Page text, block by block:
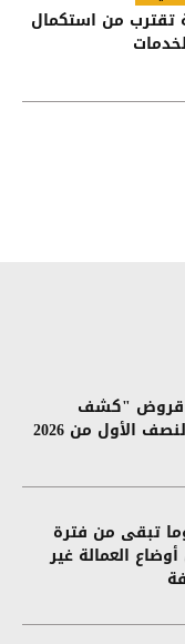
تقترب من استكمال
قروض "كشف
الأول من 2026
58 يوما تبقى من فترة
العمالة غير